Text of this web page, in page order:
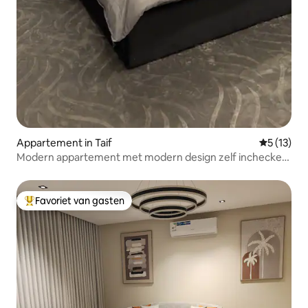
Appartement in Taif
5 (13)
Modern appartement met modern design zelf inchecken
Topfavoriet van gasten
Favoriet van gasten